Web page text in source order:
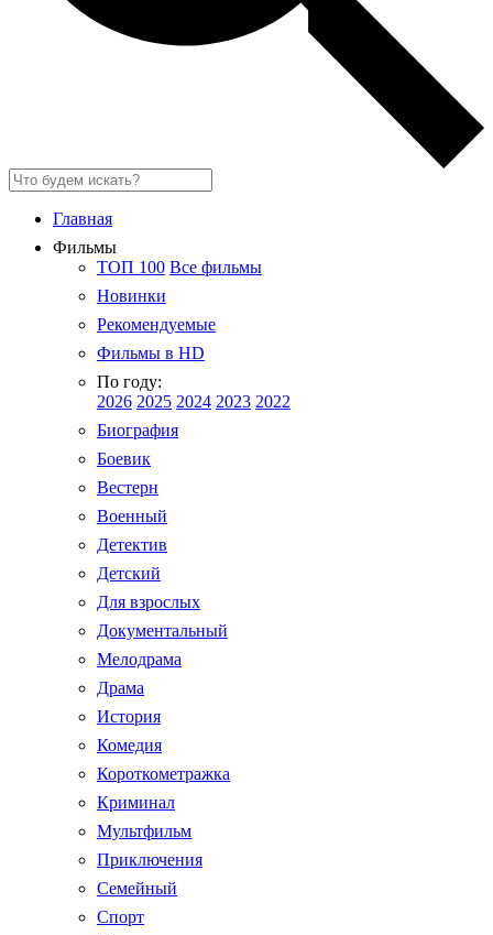
Главная
Фильмы
ТОП 100 Все фильмы
Новинки
Рекомендуемые
Фильмы в HD
По году:
2026 2025 2024 2023 2022
Биография
Боевик
Вестерн
Военный
Детектив
Детский
Для взрослых
Документальный
Мелодрама
Драма
История
Комедия
Короткометражка
Криминал
Мультфильм
Приключения
Семейный
Спорт